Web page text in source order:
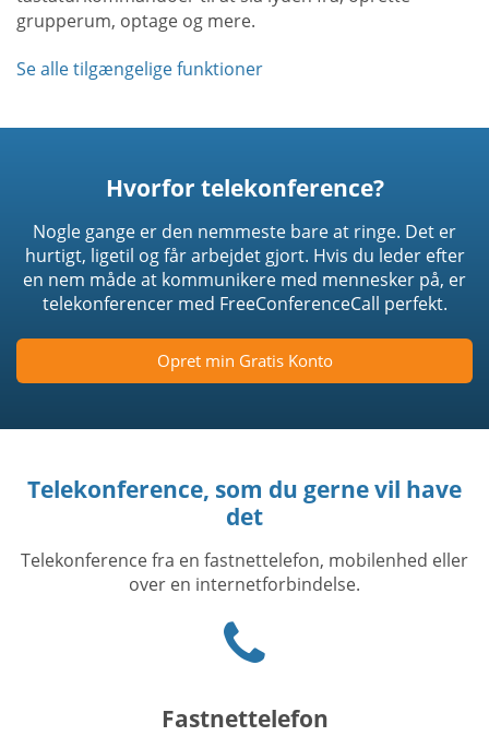
grupperum, optage og mere.
Se alle tilgængelige funktioner
Hvorfor telekonference?
Nogle gange er den nemmeste bare at ringe. Det er
hurtigt, ligetil og får arbejdet gjort. Hvis du leder efter
en nem måde at kommunikere med mennesker på, er
telekonferencer med FreeConferenceCall perfekt.
Opret min Gratis Konto
Telekonference, som du gerne vil have
det
Telekonference fra en fastnettelefon, mobilenhed eller
over en internetforbindelse.
icon
Fastnettelefon